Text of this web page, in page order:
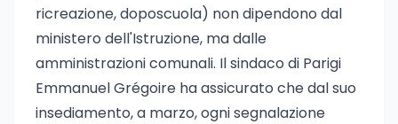
ricreazione, doposcuola) non dipendono dal
ministero dell'Istruzione, ma dalle
amministrazioni comunali. Il sindaco di Parigi
Emmanuel Grégoire ha assicurato che dal suo
insediamento, a marzo, ogni segnalazione